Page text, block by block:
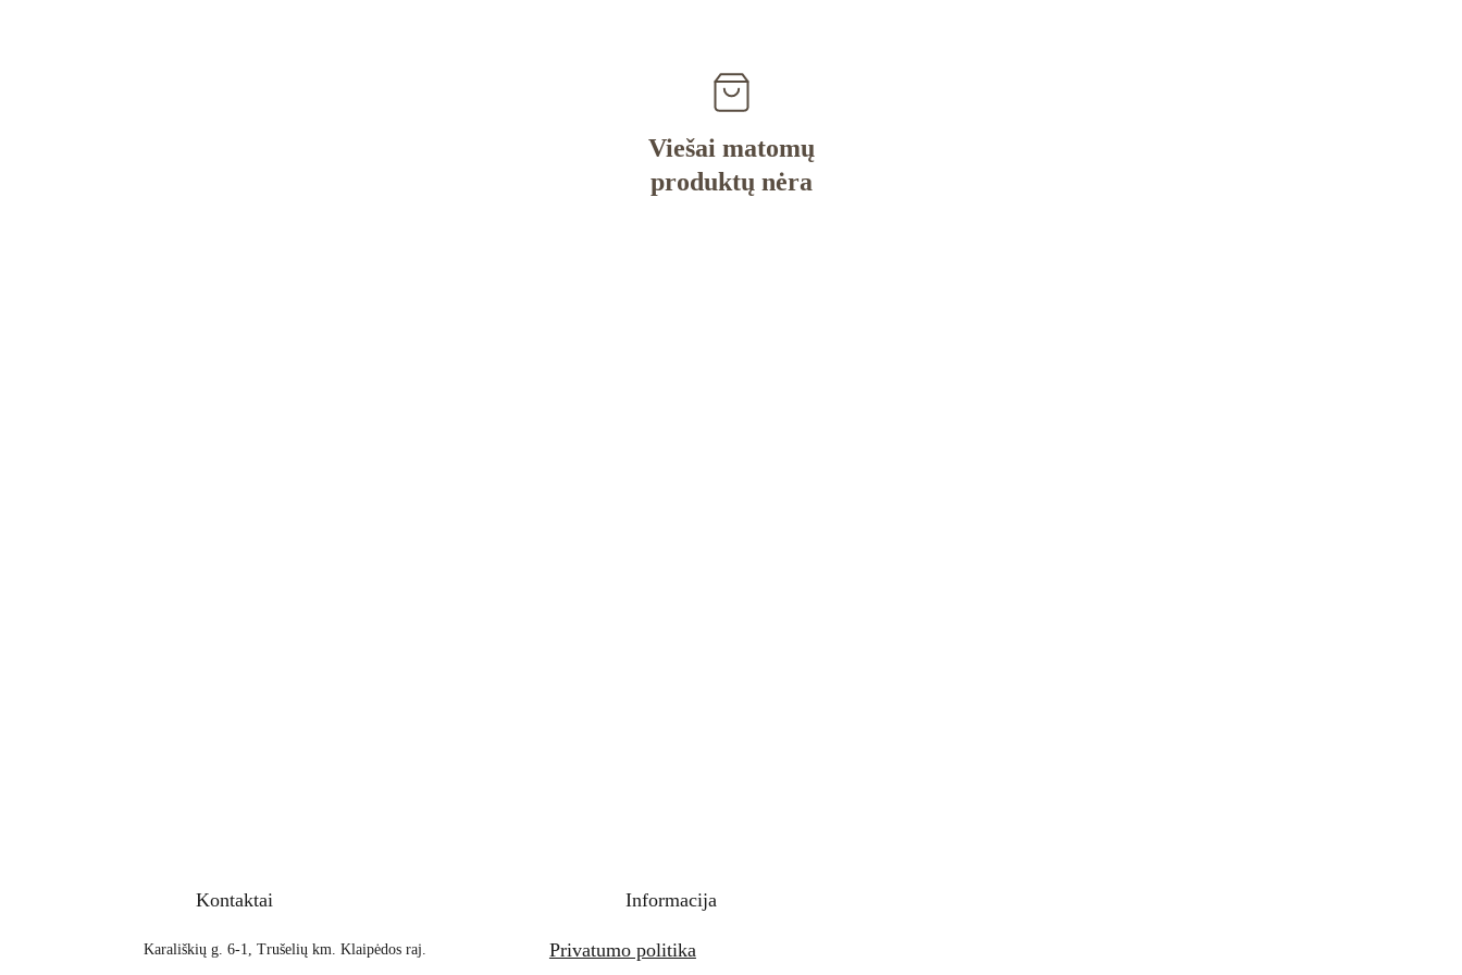
Viešai matomų
produktų nėra
Kontaktai
Karališkių g. 6-1, Trušelių km. Klaipėdos raj.
Informacija
Privatumo politika